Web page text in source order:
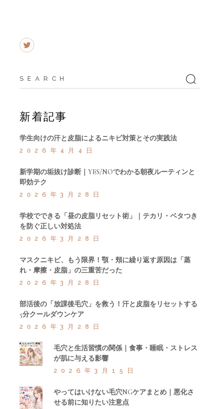
Search
for:
新着記事
学生向けの汗と皮脂によるニキビ対策とその実践法
2026年4月4日
新学期の垢抜け診断｜YES/NOでわかる朝夜ルーティンと
即効テク
2026年3月28日
学校でできる「昼の皮脂リセット術」｜テカリ・ベタつき
を防ぐ正しい対処法
2026年3月28日
マスクニキビ、もう限界！顎・頬に繰り返す原因は「蒸
れ・摩擦・皮脂」の三重苦だった
2026年3月28日
部活後の「放課後毛穴」を救う！汗と皮脂をリセットする
5分クールダウンケア
2026年3月28日
毛穴と生活習慣の関係｜食事・睡眠・ストレス
が肌に与える影響
2026年3月15日
やってはいけない毛穴NGケアまとめ｜悪化さ
せる前に知りたい注意点